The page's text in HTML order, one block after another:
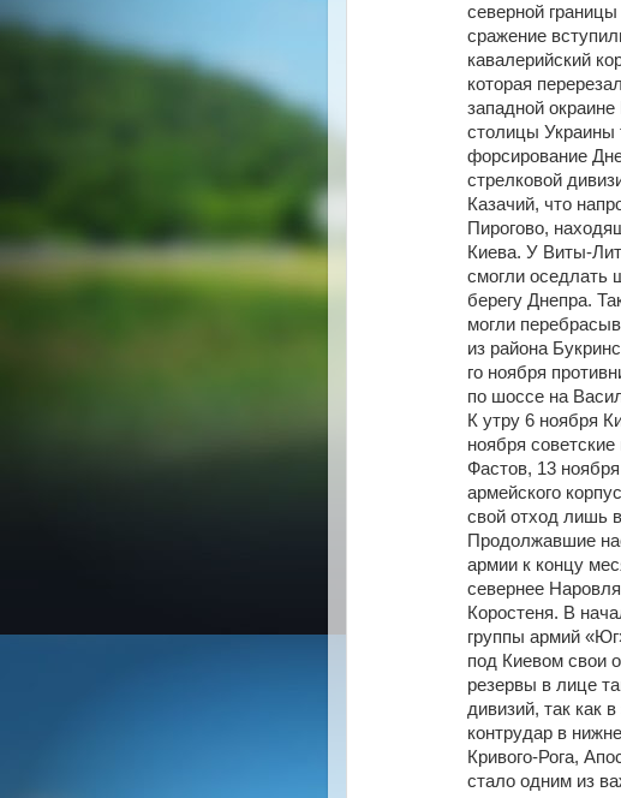
северной
сражение
кавалерийский
которая
западной
столицы Украины
форсирование
стрелковой
Казачий, что
Пирогово,
Киева. У Виты-
смогли оседлать
берегу Днепра.
могли
из района
го ноября
по шоссе на
К утру 6 ноября
ноября
Фастов, 13
армейского
свой отход лишь
Продолжавшие
армии к концу
севернее
Коростеня. В
группы армий
под Киевом свои
резервы в лице
дивизий, так как
контрудар в
Кривого-Рога,
стало одним из